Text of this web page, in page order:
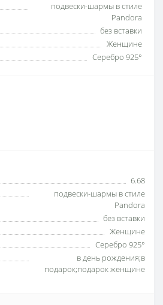
подвески-шармы в стиле
Pandora
без вставки
Женщине
Серебро 925°
6.68
подвески-шармы в стиле
Pandora
без вставки
Женщине
Серебро 925°
в день рождения;в
подарок;подарок женщине